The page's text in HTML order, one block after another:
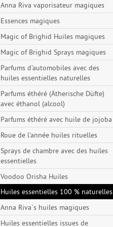
Anna Riva vaporisateur magiques
Essences magiques
Magic of Brighid Huiles magiques
Magic of Brighid Sprays magiques
Parfums d'automobiles avec des
huiles essentielles naturelles
Parfums éthéré (Ätherische Düfte)
avec éthanol (alcool)
Parfums éthéré avec huile de jojoba
Roue de l'année huiles rituelles
Sprays de chambre avec des huiles
essentielles
Voodoo Orisha Huiles
Huiles essentielles 100 % naturelles
Anna Riva`s huiles magiques
Huiles essentielles issues de